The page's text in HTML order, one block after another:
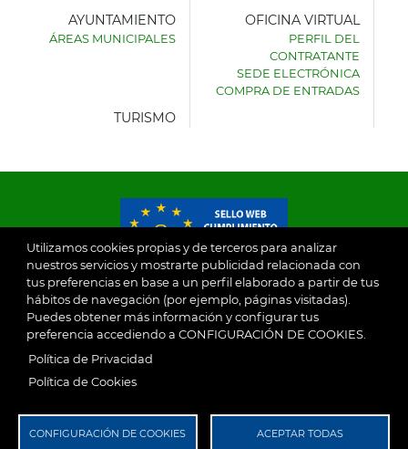
Utilizamos cookies propias y de terceros para analizar
nuestros servicios y mostrarte publicidad relacionada con
tus preferencias en base a un perfil elaborado a partir de tus
hábitos de navegación (por ejemplo, páginas visitadas).
Puedes obtener más información y configurar tus
preferencia accediendo a CONFIGURACIÓN DE COOKIES.
Política de Privacidad
Política de Cookies
CONFIGURACIÓN DE COOKIES ACEPTAR TODAS
AYUNTAMIENTO
AYUNTAMIENTO
ÁREAS MUNICIPALES
OFICINA VIRTUAL
PERFIL DEL
CONTRATANTE
SEDE ELECTRÓNICA
COMPRA DE ENTRADAS
TURISMO
© 2026
Ayuntamiento de Villaseca de la Sagra Aviso Legal